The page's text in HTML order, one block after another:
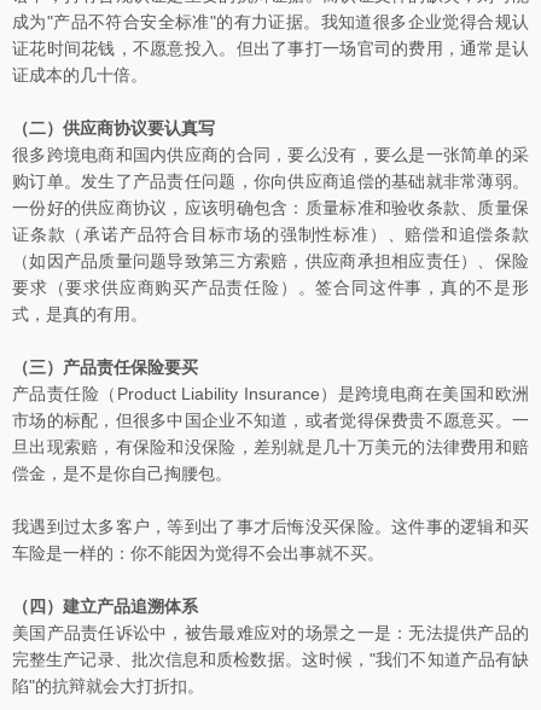
成为"产品不符合安全标准"的有力证据。我知道很多企业觉得合规认
证花时间花钱，不愿意投入。但出了事打一场官司的费用，通常是认
证成本的几十倍。
（二）供应商协议要认真写
很多跨境电商和国内供应商的合同，要么没有，要么是一张简单的采
购订单。发生了产品责任问题，你向供应商追偿的基础就非常薄弱。
一份好的供应商协议，应该明确包含：质量标准和验收条款、质量保
证条款（承诺产品符合目标市场的强制性标准）、赔偿和追偿条款
（如因产品质量问题导致第三方索赔，供应商承担相应责任）、保险
要求（要求供应商购买产品责任险）。签合同这件事，真的不是形
式，是真的有用。
（三）产品责任保险要买
产品责任险（Product Liability Insurance）是跨境电商在美国和欧洲
市场的标配，但很多中国企业不知道，或者觉得保费贵不愿意买。一
旦出现索赔，有保险和没保险，差别就是几十万美元的法律费用和赔
偿金，是不是你自己掏腰包。
我遇到过太多客户，等到出了事才后悔没买保险。这件事的逻辑和买
车险是一样的：你不能因为觉得不会出事就不买。
（四）建立产品追溯体系
美国产品责任诉讼中，被告最难应对的场景之一是：无法提供产品的
完整生产记录、批次信息和质检数据。这时候，"我们不知道产品有缺
陷"的抗辩就会大打折扣。